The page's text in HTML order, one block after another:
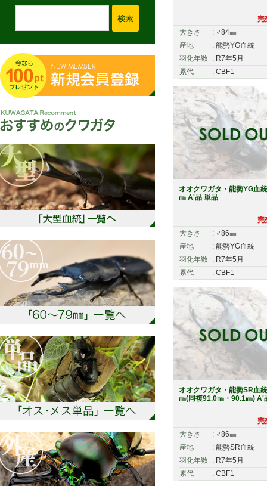
完
大きさ
: ♂84㎜
産地
: 能勢YG血統
羽化年数 : R7年5月
累代
: CBF1
オオクワガタ・能勢YG血
㎜ A'品 単品
完
大きさ
: ♂86㎜
産地
: 能勢YG血統
羽化年数 : R7年5月
累代
: CBF1
オオクワガタ・能勢SR血
㎜(同複91.0㎜・90.1㎜) A'
完
大きさ
: ♂86㎜
産地
: 能勢SR血統
羽化年数 : R7年5月
累代
: CBF1